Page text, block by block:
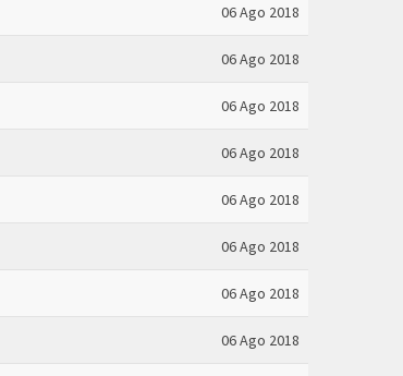
06 Ago 2018
06 Ago 2018
06 Ago 2018
06 Ago 2018
06 Ago 2018
06 Ago 2018
06 Ago 2018
06 Ago 2018